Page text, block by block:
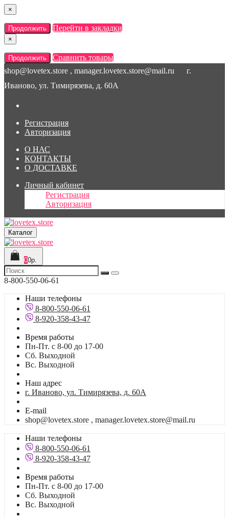
×
Продолжить Перейти в закладки
×
Продолжить
Сравнить товары
shop@lovetex.store , manager.lovetex.store@mail.ru
г.
Иваново, ул. Тимирязева, д. 60А
Регистрация
Авторизация
О НАС
КОНТАКТЫ
О ДОСТАВКЕ
Личный кабинет
Регистрация
Авторизация
Каталог
00р.
8-800-550-06-61
Наши телефоны
8-800-550-06-61
8-920-358-43-47
Время работы
Пн-Пт. с 8-00 до 17-00
Сб. Выходной
Вс. Выходной
Наш адрес
г. Иваново, ул. Тимирязева, д. 60А
E-mail
shop@lovetex.store , manager.lovetex.store@mail.ru
Наши телефоны
8-800-550-06-61
8-920-358-43-47
Время работы
Пн-Пт. с 8-00 до 17-00
Сб. Выходной
Вс. Выходной